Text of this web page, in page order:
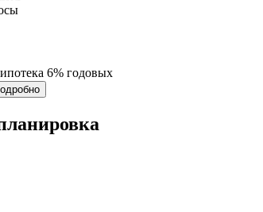
ипотека 6% годовых